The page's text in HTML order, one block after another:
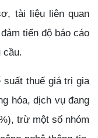
tài liệu liên quan
tiến độ báo cáo
cầu.
suất thuế giá trị gia
hóa, dịch vụ đang
trừ một số nhóm